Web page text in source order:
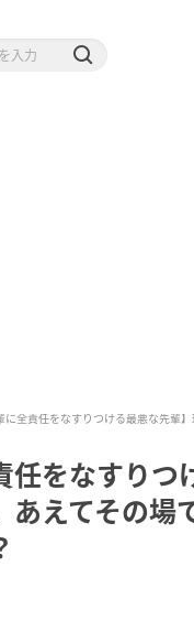
に全責任をなすりつける最悪な先輩
任をなすり
あえてその場